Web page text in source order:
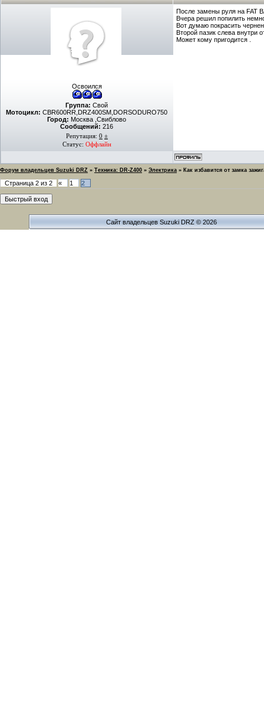
Освоился
Группа: Свой
Мотоцикл: CBR600RR,DRZ400SM,DORSODURO750
Город: Москва ,Свиблово
Сообщений: 216
Репутация: 0 ±
Статус: Оффлайн
После замены руля на FAT
Вчера решил попилить
Вот думаю покрасить
Второй пазик слева внутри
Может кому пригодится .
Форум владельцев Suzuki DRZ » Техника: DR-Z400 » Электрика » Как избавится от замка
Страница 2 из 2 « 1 2
Сайт владельцев Suzuki DRZ © 2026